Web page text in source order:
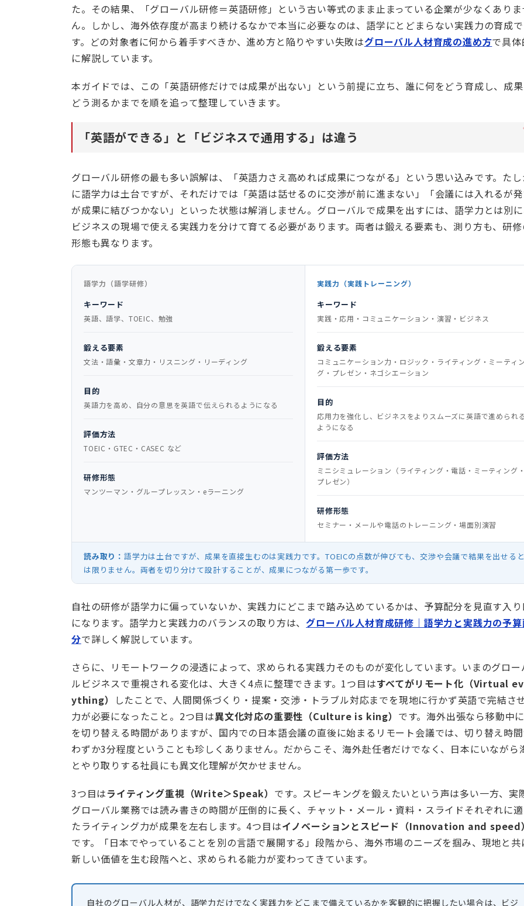
た。その結果、「グローバル研修＝英語研修」という古い等式のまま止まっている企業が少なくありま
ん。しかし、海外依存度が高まり続けるなかで本当に必要なのは、語学にとどまらない実践力の育成で
す。どの対象者に何から着手すべきか、進め方と陥りやすい失敗はグローバル人材育成の進め方で具体
に解説しています。
本ガイドでは、この「英語研修だけでは成果が出ない」という前提に立ち、誰に何をどう育成し、成
どう測るかまでを順を追って整理していきます。
「英語ができる」と「ビジネスで通用する」は違う
グローバル研修の最も多い誤解は、「英語力さえ高めれば成果につながる」という思い込みです。た
に語学力は土台ですが、それだけでは「英語は話せるのに交渉が前に進まない」「会議には入れるが
が成果に結びつかない」といった状態は解消しません。グローバルで成果を出すには、語学力とは別に
ビジネスの現場で使える実践力を分けて育てる必要があります。両者は鍛える要素も、測り方も、研修
形態も異なります。
語学力（語学研修）
キーワード
英語、語学、TOEIC、勉強
鍛える要素
文法・語彙・文章力・リスニング・リーディング
目的
英語力を高め、自分の意思を英語で伝えられるようになる
評価方法
TOEIC・GTEC・CASEC など
研修形態
マンツーマン・グループレッスン・eラーニング
実践力（実践トレーニング）
キーワード
実践・応用・コミュニケーション・演習・ビジネス
鍛える要素
コミュニケーション力・ロジック・ライティング・ミーティン
グ・プレゼン・ネゴシエーション
目的
応用力を強化し、ビジネスをよりスムーズに英語で進められる
ようになる
評価方法
ミニシミュレーション（ライティング・電話・ミーティング・
プレゼン）
研修形態
セミナー・メールや電話のトレーニング・場面別演習
読み取り： 語学力は土台ですが、成果を直接生むのは実践力です。TOEICの点数が伸びても、交渉や会議で結果を出せると
は限りません。両者を切り分けて設計することが、成果につながる第一歩です。
自社の研修が語学力に偏っていないか、実践力にどこまで踏み込めているかは、予算配分を見直す入り
になります。語学力と実践力のバランスの取り方は、グローバル人材育成研修｜語学力と実践力の予
分で詳しく解説しています。
さらに、リモートワークの浸透によって、求められる実践力そのものが変化しています。いまのグロー
ルビジネスで重視される変化は、大きく4点に整理できます。1つ目はすべてがリモート化（Virtual
ything）
したことで、人間関係づくり・提案・交渉・トラブル対応までを現地に行かず英語で完結さ
力が必要になったこと。2つ目は異文化対応の重要性（Culture is king） です。海外出張なら移動中
を切り替える時間がありますが、国内での日本語会議の直後に始まるリモート会議では、切り替え時
わずか3分程度ということも珍しくありません。だからこそ、海外赴任者だけでなく、日本にいながら
とやり取りする社員にも異文化理解が欠かせません。
3つ目はライティング重視（Write＞Speak） です。スピーキングを鍛えたいという声は多い一方、実
グローバル業務では読み書きの時間が圧倒的に長く、チャット・メール・資料・スライドそれぞれに
たライティング力が成果を左右します。4つ目はイノベーションとスピード（Innovation and speed）
です。「日本でやっていることを別の言語で展開する」段階から、海外市場のニーズを掴み、現地と共
新しい価値を生む段階へと、求められる能力が変わってきています。
自社のグローバル人材が、語学力だけでなく実践力をどこまで備えているかを客観的に把握したい場合は、ビジ